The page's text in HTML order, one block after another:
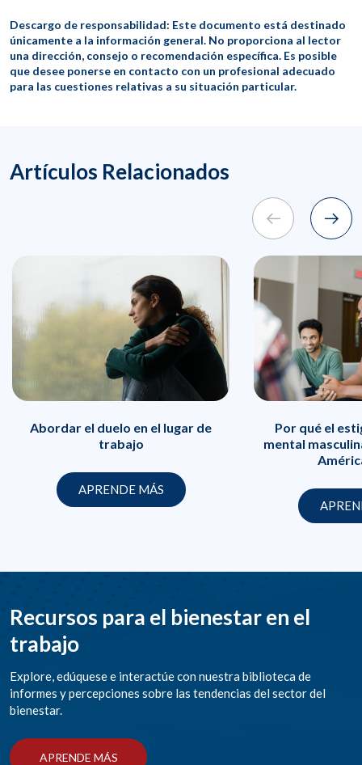
Descargo de responsabilidad: Este documento está destinado
únicamente a la información general. No proporciona al lector
una dirección, consejo o recomendación específica. Es posible
que desee ponerse en contacto con un profesional adecuado
para las cuestiones relativas a su situación particular.
Artículos Relacionados
Abordar el duelo en el lugar de
trabajo
APRENDE MÁS
Por qué el
mental
Recursos para el bienestar en el
trabajo
Explore, edúquese e interactúe con nuestra biblioteca de
informes y percepciones sobre las tendencias del sector del
bienestar.
APRENDE MÁS